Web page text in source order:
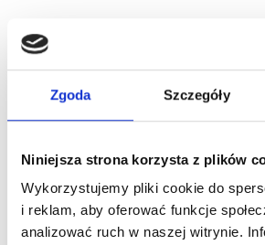
Zgoda Szczegóły
Niniejsza strona korzysta z plików
Wykorzystujemy pliki cookie do
i reklam, aby oferować funkcje
analizować ruch w naszej witrynie.